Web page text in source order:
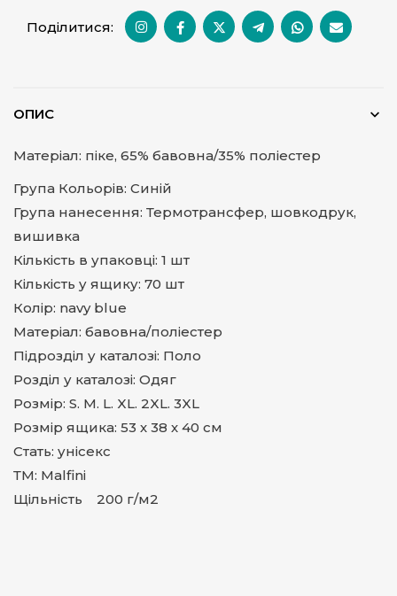
Поділитися:
ОПИС
Матеріал: піке, 65% бавовна/35% поліестер
Група Кольорів: Синій
Група нанесення: Термотрансфер, шовкодрук,
вишивка
Кількість в упаковці: 1 шт
Кількість у ящику: 70 шт
Колір: navy blue
Матеріал: бавовна/поліестер
Підрозділ у каталозі: Поло
Розділ у каталозі: Одяг
Розмір: S. M. L. XL. 2XL. 3XL
Розмір ящика: 53 х 38 х 40 см
Стать: унісекс
ТМ: Malfini
Щільність 200 г/м2